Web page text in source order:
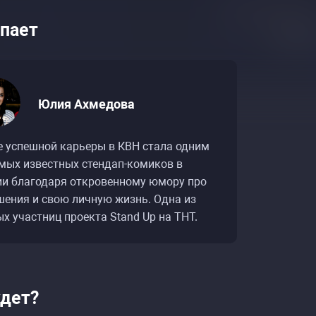
Юлия Ахмедова
успешной карьеры в КВН стала одним
известных стендап-комиков в
благодаря откровенному юмору про
и свою личную жизнь. Одна из
участниц проекта Stand Up на ТНТ.
«Юлия Ахмедова. Сольный стендап-концерт
«Юлия Ахмедова. Сольный стендап-концерт